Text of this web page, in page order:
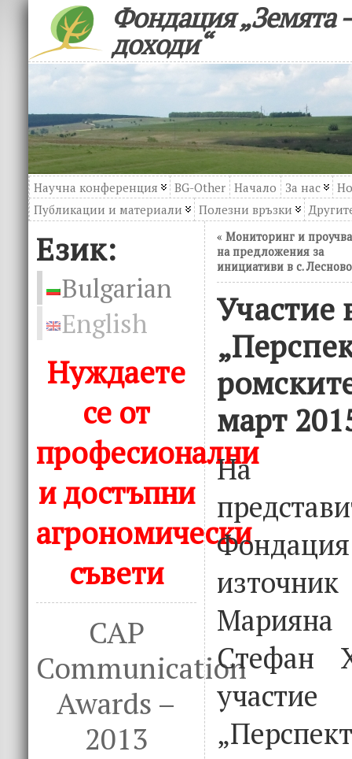
Фондация „Земята
доходи“
Научна конференция BG-Other Начало За нас
Публикации и материали
Полезни връзки
Език:
Bulgarian
English
Нуждаете
се от
професионални
и достъпни
агрономически
съвети
CAP
Communication
Awards –
2013
« Мониторинг и
на предложения за
инициативи в с. Лесново
Участие
март
На
Стефан